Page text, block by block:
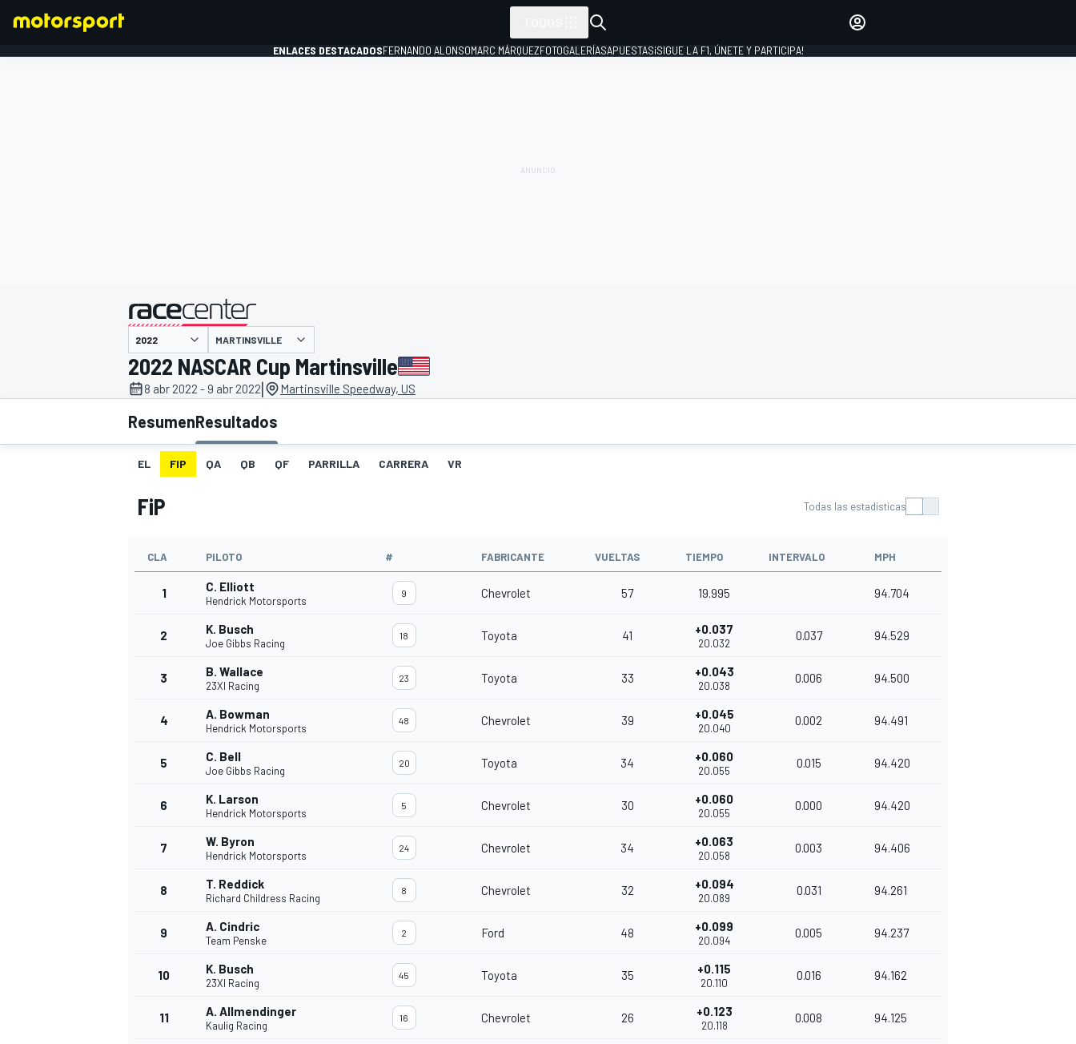
INDYCAR WRC
FÓRMULA E
ENLACES DESTACADOSFERNANDO ALONSOMARC MÁRQUEZFOTOGALERÍASAPUESTAS¡SIGUE LA F1, ÚNETE Y PARTICIPA!
presentado por
MARTINSVILLE
2022 NASCAR Cup Martinsville
8 abr 2022 - 9 abr 2022| Martinsville Speedway, US
ResumenResultados
EL FIP QA QB QF PARRILLA CARRERA VR
FiP Todas las estadísticas
CLA PILOTO # FABRICANTE VUELTAS TIEMPO INTERVALO MPH
1 C. Elliott
Hendrick Motorsports
9 Chevrolet 57 19.995 94.704
2 K. Busch
Joe Gibbs Racing
18 Toyota 41 +0.037
20.032
0.037 94.529
3 B. Wallace
23XI Racing
23 Toyota 33 +0.043
20.038
0.006 94.500
4 A. Bowman
Hendrick Motorsports
48 Chevrolet 39 +0.045
20.040
0.002 94.491
5 C. Bell
Joe Gibbs Racing
20 Toyota 34 +0.060
20.055
0.015 94.420
6 K. Larson
Hendrick Motorsports
5 Chevrolet 30 +0.060
20.055
0.000 94.420
7 W. Byron
Hendrick Motorsports
24 Chevrolet 34 +0.063
20.058
0.003 94.406
8 T. Reddick
Richard Childress Racing
8 Chevrolet 32 +0.094
20.089
0.031 94.261
9 A. Cindric
Team Penske
2 Ford 48 +0.099
20.094
0.005 94.237
10 K. Busch
23XI Racing
45 Toyota 35 +0.115
20.110
0.016 94.162
11 A. Allmendinger
Kaulig Racing
16 Chevrolet 26 +0.123
20.118
0.008 94.125